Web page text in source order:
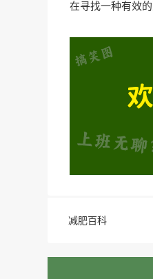
在寻找一种有效
减肥百科